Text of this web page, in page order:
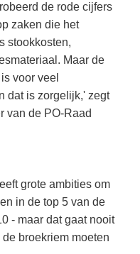
en toetsen
aanleren van
de rode cijfers
zaken die het
stookkosten,
Maar de
voor veel
dat is zorgelijk,' zegt
van de PO-Raad
grote ambities om
in de top 5 van de
- maar dat gaat nooit
broekriem moeten